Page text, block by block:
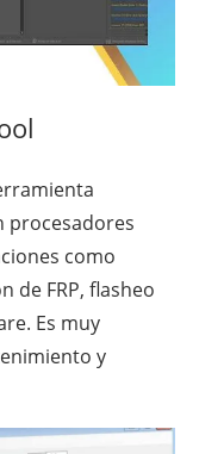
procesadores
como
de FRP, flasheo
Es muy
y